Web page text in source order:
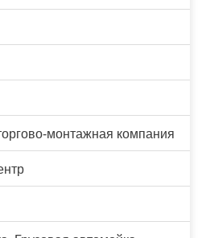
монтажная компания